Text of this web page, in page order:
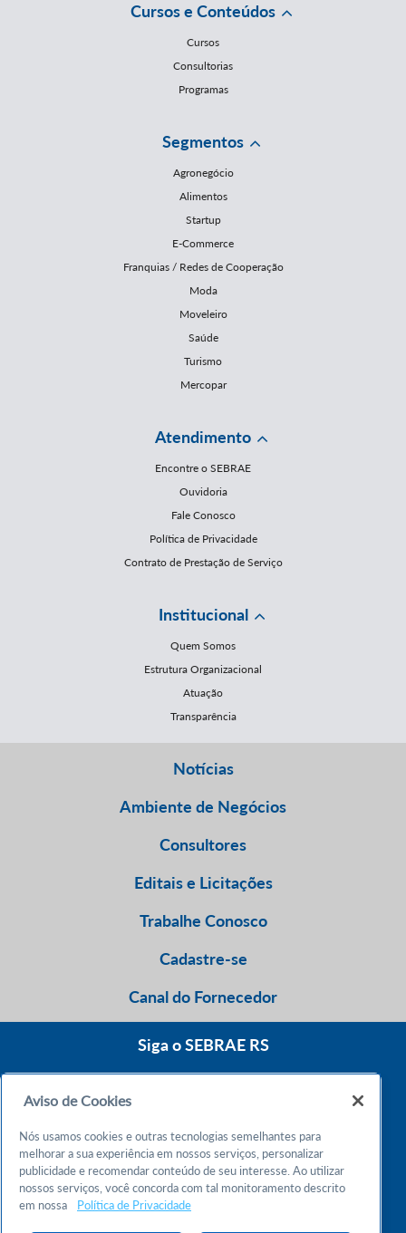
Cursos e Conteúdos
Cursos
Consultorias
Programas
Segmentos
Agronegócio
Alimentos
Startup
E-Commerce
Franquias / Redes de Cooperação
Moda
Moveleiro
Saúde
Turismo
Mercopar
Atendimento
Encontre o SEBRAE
Ouvidoria
Fale Conosco
Política de Privacidade
Contrato de Prestação de Serviço
Institucional
Quem Somos
Estrutura Organizacional
Atuação
Transparência
Notícias
Ambiente de Negócios
Consultores
Editais e Licitações
Trabalhe Conosco
Cadastre-se
Canal do Fornecedor
Siga o SEBRAE RS
Atendimento 24h
Chame no WhatsApp
Aviso de Cookies
Nós usamos cookies e outras tecnologias semelhantes para
melhorar a sua experiência em nossos serviços, personalizar
publicidade e recomendar conteúdo de seu interesse. Ao utilizar
nossos serviços, você concorda com tal monitoramento descrito
em nossa
Política de Privacidade